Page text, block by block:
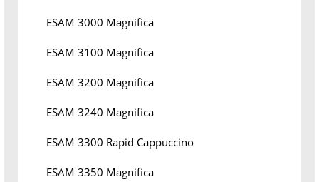
ESAM 3000 Magnifica
ESAM 3100 Magnifica
ESAM 3200 Magnifica
ESAM 3240 Magnifica
ESAM 3300 Rapid Cappuccino
ESAM 3350 Magnifica